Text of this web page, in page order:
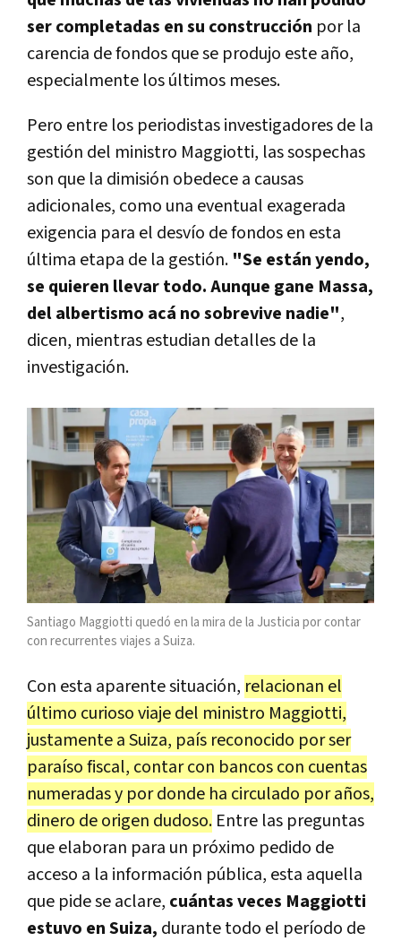
ser completadas en su construcción por la
carencia de fondos que se produjo este año,
especialmente los últimos meses.
Pero entre los periodistas investigadores de la
gestión del ministro Maggiotti, las sospechas
son que la dimisión obedece a causas
adicionales, como una eventual exagerada
exigencia para el desvío de fondos en esta
última etapa de la gestión. "Se están yendo,
se quieren llevar todo. Aunque gane Massa,
del albertismo acá no sobrevive nadie",
dicen, mientras estudian detalles de la
investigación.
Santiago Maggiotti quedó en la mira de la Justicia por contar
con recurrentes viajes a Suiza.
Con esta aparente situación, relacionan el
último curioso viaje del ministro Maggiotti,
justamente a Suiza, país reconocido por ser
paraíso fiscal, contar con bancos con cuentas
numeradas y por donde ha circulado por años,
dinero de origen dudoso. Entre las preguntas
que elaboran para un próximo pedido de
acceso a la información pública, esta aquella
que pide se aclare, cuántas veces Maggiotti
estuvo en Suiza, durante todo el período de